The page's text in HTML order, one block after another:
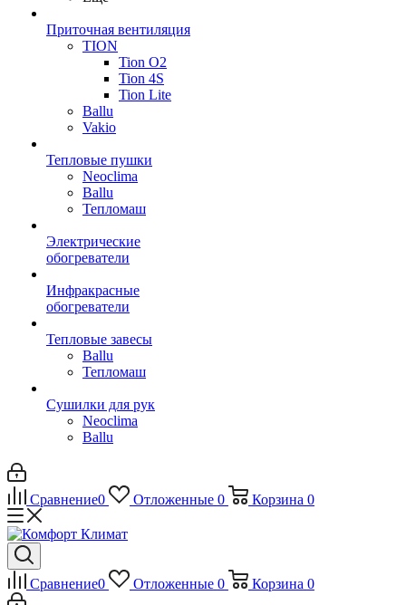
Приточная вентиляция
TION
Tion O2
Tion 4S
Tion Lite
Ballu
Vakio
Тепловые пушки
Neoclima
Ballu
Тепломаш
Электрические
обогреватели
Инфракрасные
обогреватели
Тепловые завесы
Ballu
Тепломаш
Сушилки для рук
Neoclima
Ballu
Сравнение0 Отложенные 0 Корзина 0
Сравнение0 Отложенные 0 Корзина 0